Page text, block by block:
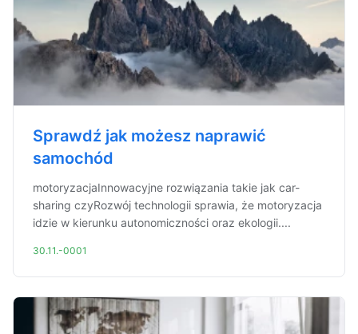
Sprawdź jak możesz naprawić
samochód
motoryzacjaInnowacyjne rozwiązania takie jak car-
sharing czyRozwój technologii sprawia, że motoryzacja
idzie w kierunku autonomiczności oraz ekologii....
30.11.-0001